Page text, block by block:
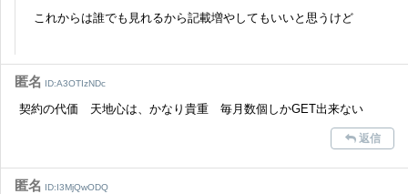
これからは誰でも見れるから記載増やしてもいいと思うけど
匿名 ID:A3OTIzNDc
契約の代価 天地心は、かなり貴重 毎月数個しかGET出来ない
返信
匿名 ID:I3MjQwODQ